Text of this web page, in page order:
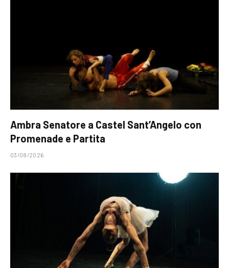
Ambra Senatore a Castel Sant’Angelo con
Promenade e Partita
03/08/2026